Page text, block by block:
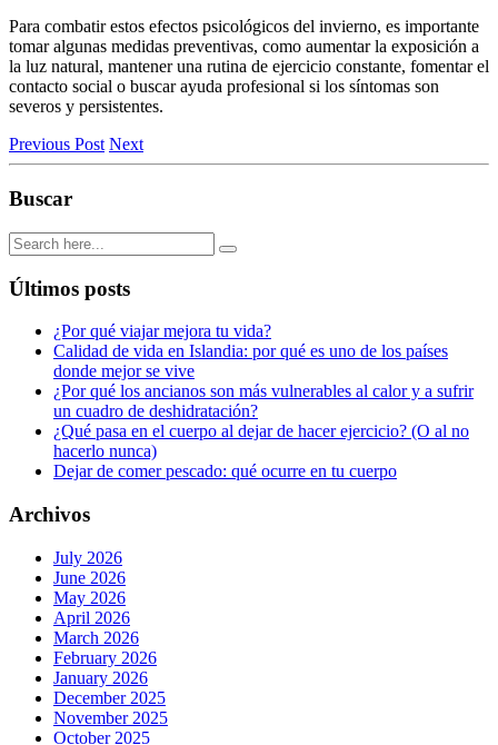
Para combatir estos efectos psicológicos del invierno, es importante
tomar algunas medidas preventivas, como aumentar la exposición a
la luz natural, mantener una rutina de ejercicio constante, fomentar el
contacto social o buscar ayuda profesional si los síntomas son
severos y persistentes.
Previous Post Next
Buscar
Últimos posts
¿Por qué viajar mejora tu vida?
Calidad de vida en Islandia: por qué es uno de los países
donde mejor se vive
¿Por qué los ancianos son más vulnerables al calor y a sufrir
un cuadro de deshidratación?
¿Qué pasa en el cuerpo al dejar de hacer ejercicio? (O al no
hacerlo nunca)
Dejar de comer pescado: qué ocurre en tu cuerpo
Archivos
July 2026
June 2026
May 2026
April 2026
March 2026
February 2026
January 2026
December 2025
November 2025
October 2025